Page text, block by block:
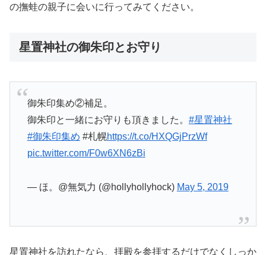
の撫蛙の親子に会いに行ってみてください。
星置神社の御朱印とお守り
御朱印集め②補足。
御朱印と一緒にお守りも頂きました。 #星置神社
#御朱印集め #札幌https://t.co/HXQGjPrzWf
pic.twitter.com/F0w6XN6zBi
— ほ。@無気力 (@hollyhollyhock) May 5, 2019
星置神社を訪れたなら、拝殿を参拝するだけでなくしっか